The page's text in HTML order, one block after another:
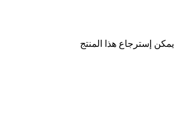
يمكن إسترجاع هذا المنتج